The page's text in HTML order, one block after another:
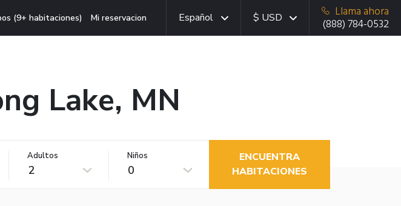
(9+ habitaciones) Mi reservacion Español $ USD
Llama ahora
(888) 784-0532
Lake, MN
Adultos
2
Niños
0
ENCUENTRA
HABITACIONES